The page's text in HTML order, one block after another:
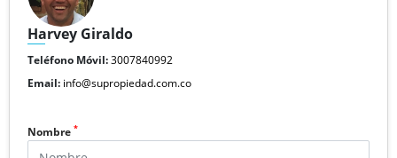
Harvey Giraldo
Teléfono Móvil:3007840992
Email: info@supropiedad.com.co
Nombre *